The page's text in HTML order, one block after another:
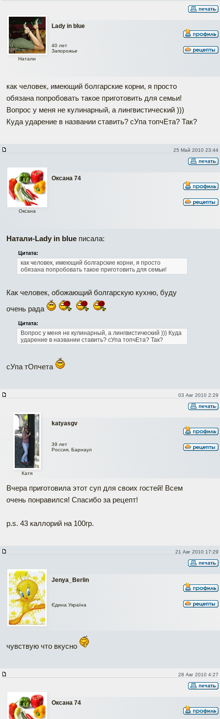
Lady in blue
Натали
40 лет
Запорожье
как человек, имеющий болгарские корни, я просто
обязана попробовать такое приготовить для семьи!
Вопрос у меня не кулинарный, а лингвистический )))
Куда ударение в названии ставить? сУпа топчЕта? Так?
25 Май 2010 23:44
Оксана 74
Оксана
Натали-Lady in blue писала:
Цитата:
как человек, имеющий болгарские корни, я просто
обязана попробовать такое приготовить для семьи!
Как человек, обожающий болгарскую кухню, буду
очень рада
Цитата:
Вопрос у меня не кулинарный, а лингвистический ))) Куда
ударение в названии ставить? сУпа топчЕта? Так?
сУпа тОпчета
03 Авг 2010 2:29
katyasgv
Катя
39 лет
Россия, Барнаул
Вчера приготовила этот суп для своих гостей! Всем
очень понравился! Спасибо за рецепт!
p.s. 43 каллорий на 100гр.
21 Авг 2010 17:29
Jenya_Berlin
Єдина Україна
чувствую что вкусно
28 Авг 2010 4:27
Оксана 74